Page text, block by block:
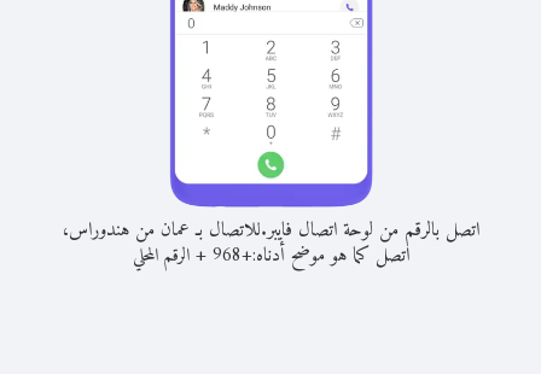
اتصل بالرقم من لوحة اتصال فايبر.للاتصال بـ عمان من هندوراس،
اتصل كما هو موضح أدناه:+
968
+الرقم المحلي